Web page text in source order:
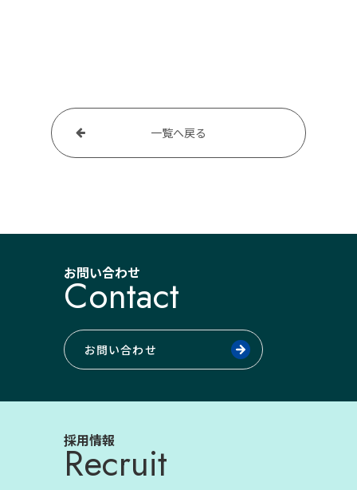
一覧へ戻る
お問い合わせ
Contact
お問い合わせ
採用情報
Recruit